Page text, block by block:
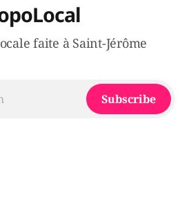
faite à Saint-Jérôme
Subscribe